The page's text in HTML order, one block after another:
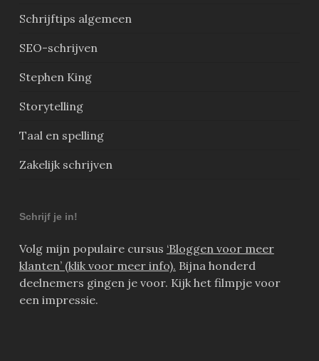
Schrijftips algemeen
SEO-schrijven
Stephen King
Storytelling
Taal en spelling
Zakelijk schrijven
Schrijf je in!
Volg mijn populaire cursus ‘Bloggen voor meer
klanten’ (klik voor meer info). Bijna honderd
deelnemers gingen je voor. Kijk het filmpje voor
een impressie.